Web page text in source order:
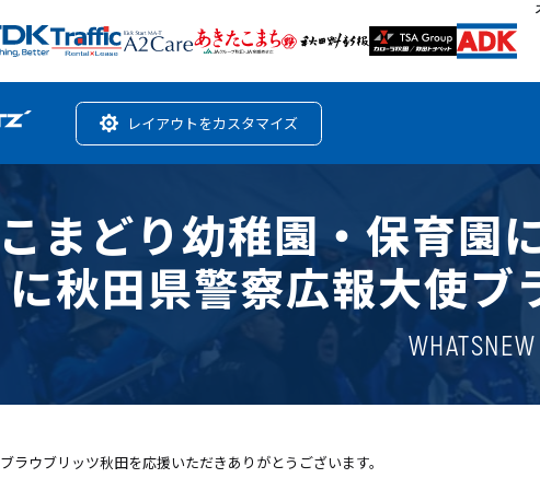
レイアウトをカスタマイズ
まどり幼稚園・保育園
秋田県警察広報大使ブ
WHATSNEW
ラウブリッツ秋田を応援いただきありがとうございます。